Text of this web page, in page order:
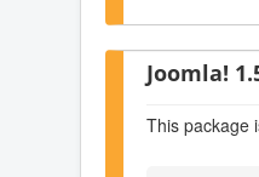
Joomla!
This package